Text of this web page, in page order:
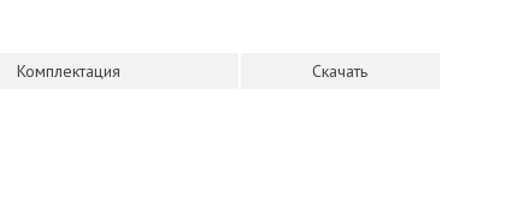
Комплектация Скачать